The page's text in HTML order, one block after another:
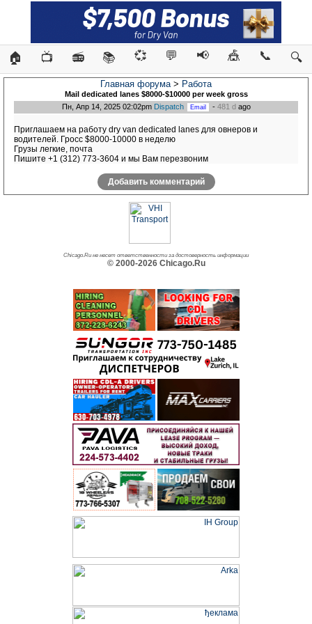
🏠 📺 📻 📚 💞 💬 📢 🎪 📞 🔍
Главная форума> Работа
Mail dedicated lanes $8000-$10000 per week gross
Пн, Апр 14, 2025 02:02pm Dispatch - 481 dago
Приглашаем на работу dry van dedicated lanes для овнеров и
водителей. Гросс $8000-10000 в неделю
Грузы легкие, почта
Пишите +1 (312) 773-3604 и мы Вам перезвоним
Добавить комментарий
Chicago.Ru не несет ответственности за достоверность информации
© 2000-2026 Chicago.Ru